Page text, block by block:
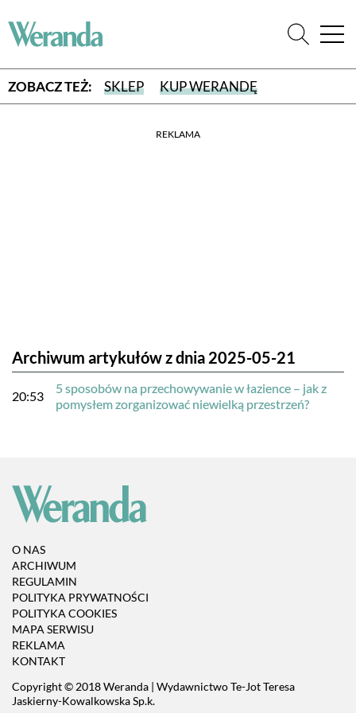
ZOBACZ TEŻ: SKLEP KUP WERANDĘ
REKLAMA
Archiwum artykułów z dnia 2025-05-21
20:53
5 sposobów na przechowywanie w łazience – jak z
pomysłem zorganizować niewielką przestrzeń?
O NAS
ARCHIWUM
REGULAMIN
POLITYKA PRYWATNOŚCI
POLITYKA COOKIES
MAPA SERWISU
REKLAMA
KONTAKT
Copyright © 2018 Weranda | Wydawnictwo Te-Jot Teresa
Jaskierny-Kowalkowska Sp.k.